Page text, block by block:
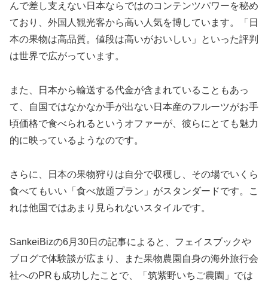
んで差し支えない日本ならではのコンテンツパワーを秘め
ており、外国人観光客から高い人気を博しています。「日
本の果物は高品質。値段は高いがおいしい」といった評判
は世界で広がっています。
また、日本から輸送する代金が含まれていることもあっ
て、自国ではなかなか手が出ない日本産のフルーツがお手
頃価格で食べられるというオファーが、彼らにとても魅力
的に映っているようなのです。
さらに、日本の果物狩りは自分で収穫し、その場でいくら
食べてもいい「食べ放題プラン」がスタンダードです。こ
れは他国ではあまり見られないスタイルです。
SankeiBizの6月30日の記事によると、フェイスブックや
ブログで体験談が広まり、また果物農園自身の海外旅行会
社へのPRも成功したことで、「筑紫野いちご農園」では